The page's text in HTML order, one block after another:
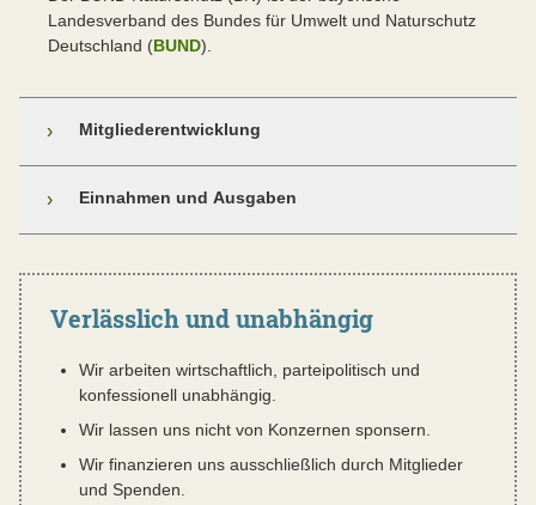
Landesverband des Bundes für Umwelt und Naturschutz
Deutschland (BUND).
› Mitgliederentwicklung
Ohne Mitglieder und Förderer wäre die wichtige Arbeit
› Einnahmen und Ausgaben
Verlässlich und unabhängig
Wir arbeiten wirtschaftlich, parteipolitisch und
konfessionell unabhängig.
Wir lassen uns nicht von Konzernen sponsern.
Wir finanzieren uns ausschließlich durch Mitglieder
und Spenden.